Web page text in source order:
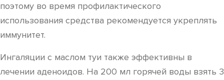
поэтому во время профилактического
использования средства рекомендуется укреплять
иммунитет.
Ингаляции с маслом туи также эффективны в
лечении аденоидов. На 200 мл горячей воды взять 3